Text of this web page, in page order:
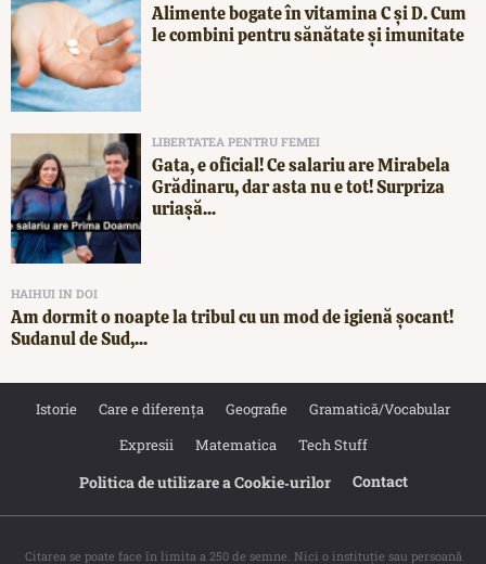
Alimente bogate în vitamina C și D. Cum
le combini pentru sănătate și imunitate
LIBERTATEA PENTRU FEMEI
Gata, e oficial! Ce salariu are Mirabela
Grădinaru, dar asta nu e tot! Surpriza
uriașă...
HAIHUI IN DOI
Am dormit o noapte la tribul cu un mod de igienă șocant!
Sudanul de Sud,...
Istorie Care e diferența Geografie
Gramatică/Vocabular
Expresii
Matematica Tech Stuff
Politica de utilizare a Cookie‐urilor Contact
Citarea se poate face în limita a 250 de semne. Nici o instituţie sau persoană